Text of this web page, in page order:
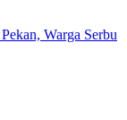
Warga Serbu